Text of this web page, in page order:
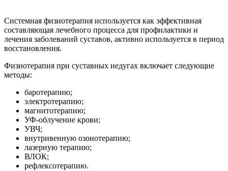
Системная физиотерапия используется как эффективная
составляющая лечебного процесса для профилактики и
лечения заболеваний суставов, активно используется в период
восстановления.
Физиотерапия при суставных недугах включает следующие
методы:
баротерапию;
электротерапию;
магнитотерапию;
УФ-облучение крови;
УВЧ;
внутривенную озонотерапию;
лазерную терапию;
ВЛОК;
рефлексотерапию.